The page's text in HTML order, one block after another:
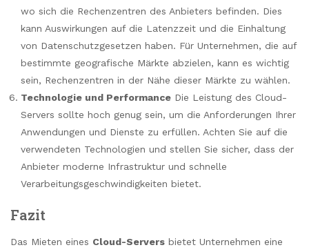
wo sich die Rechenzentren des Anbieters befinden. Dies
kann Auswirkungen auf die Latenzzeit und die Einhaltung
von Datenschutzgesetzen haben. Für Unternehmen, die auf
bestimmte geografische Märkte abzielen, kann es wichtig
sein, Rechenzentren in der Nähe dieser Märkte zu wählen.
Technologie und Performance Die Leistung des Cloud-
Servers sollte hoch genug sein, um die Anforderungen Ihrer
Anwendungen und Dienste zu erfüllen. Achten Sie auf die
verwendeten Technologien und stellen Sie sicher, dass der
Anbieter moderne Infrastruktur und schnelle
Verarbeitungsgeschwindigkeiten bietet.
Fazit
Das Mieten eines Cloud-Servers bietet Unternehmen eine